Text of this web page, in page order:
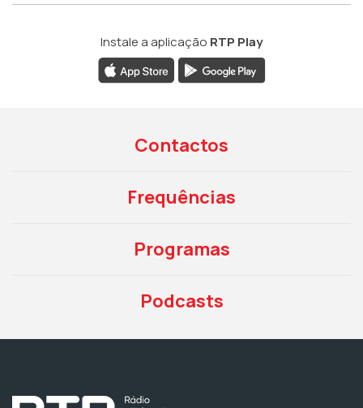
Instale a aplicação RTP Play
Contactos
Frequências
Programas
Podcasts